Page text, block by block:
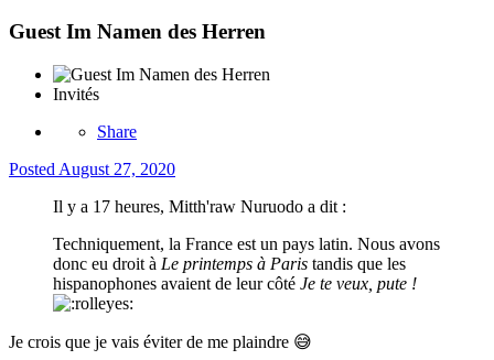
Guest Im Namen des Herren
Invités
Share
Posted August 27, 2020
Il y a 17 heures, Mitth'raw Nuruodo a dit :
Techniquement, la France est un pays latin. Nous avons
donc eu droit à Le printemps à Paris tandis que les
hispanophones avaient de leur côté Je te veux, pute !
Je crois que je vais éviter de me plaindre 😅